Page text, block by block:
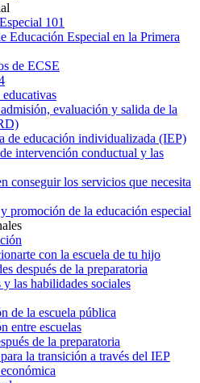
101
Educación Especial en la Primera
de ECSE
evaluación y salida de la
de educación individualizada (IEP)
intervención conductual y las
conseguir los servicios que necesita
promoción de la educación especial
con la escuela de tu hijo
después de la preparatoria
las habilidades sociales
de la escuela pública
entre escuelas
de la preparatoria
la transición a través del IEP